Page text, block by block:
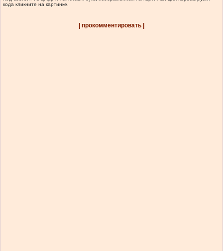
кода кликните на картинке.
| прокомментировать |